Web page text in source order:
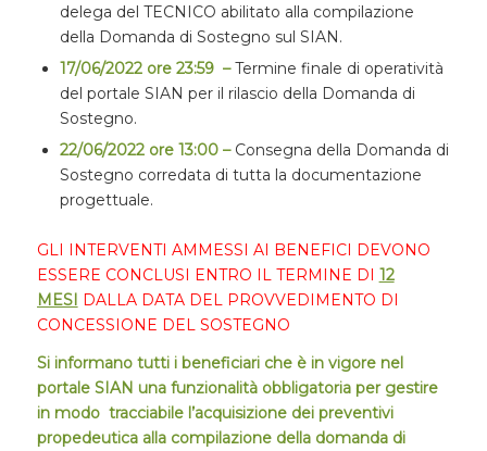
delega del TECNICO abilitato alla compilazione
della Domanda di Sostegno sul SIAN.
17/06/2022 ore 23:59 –Termine finale di operatività
del portale SIAN per il rilascio della Domanda di
Sostegno.
22/06/2022 ore 13:00 – Consegna della Domanda di
Sostegno corredata di tutta la documentazione
progettuale.
GLI INTERVENTI AMMESSI AI BENEFICI DEVONO
ESSERE CONCLUSI ENTRO IL TERMINE DI 12
MESI DALLA DATA DEL PROVVEDIMENTO DI
CONCESSIONE DEL SOSTEGNO
Si informano tutti i beneficiari che è in vigore nel
portale SIAN una funzionalità obbligatoria per gestire
in modo tracciabile l’acquisizione dei preventivi
propedeutica alla compilazione della domanda di